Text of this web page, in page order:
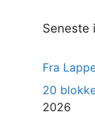
Fra
20
2026